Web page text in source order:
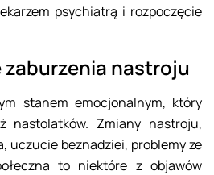
psychiatrą i rozpoczęcie
zaburzenia nastroju
stanem emocjonalnym, który
nastolatków. Zmiany nastroju,
uczucie beznadziei, problemy ze
to niektóre z objawów